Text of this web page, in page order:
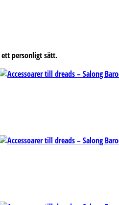
ett personligt sätt.